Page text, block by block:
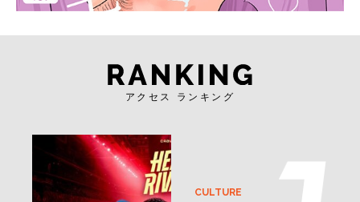
アクセス ランキング
CULTURE